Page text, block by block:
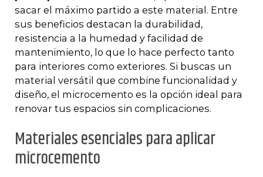
sacar el máximo partido a este material. Entre
sus beneficios destacan la durabilidad,
resistencia a la humedad y facilidad de
mantenimiento, lo que lo hace perfecto tanto
para interiores como exteriores. Si buscas un
material versátil que combine funcionalidad y
diseño, el microcemento es la opción ideal para
renovar tus espacios sin complicaciones.
Materiales esenciales para aplicar
microcemento